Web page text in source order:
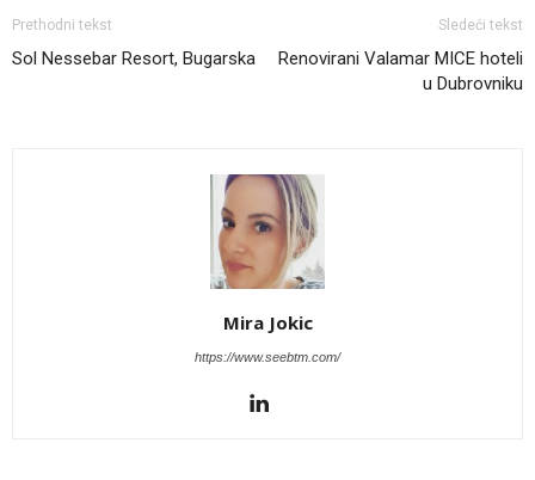
Prethodni tekst
Sol Nessebar Resort, Bugarska
Sledeći tekst
Renovirani Valamar MICE hoteli
u Dubrovniku
Mira Jokic
https://www.seebtm.com/